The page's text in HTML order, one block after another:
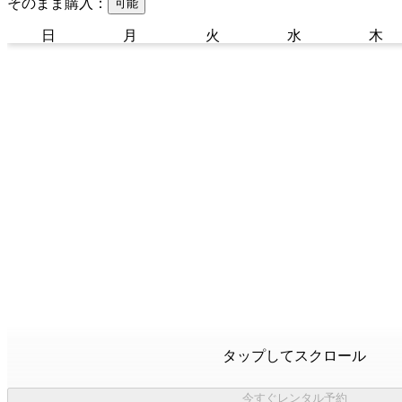
可能
日 月 火 水 木
タップしてスクロール
今すぐレンタル予約